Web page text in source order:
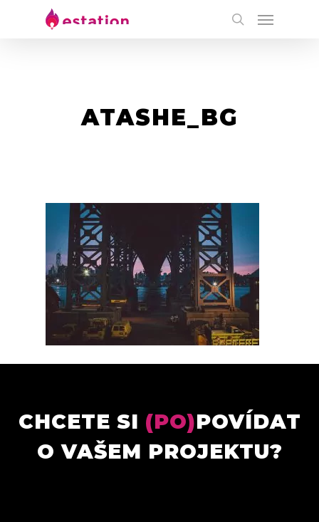
ATASHE_BG
CHCETE SI (PO)POVÍDAT
O VAŠEM PROJEKTU?